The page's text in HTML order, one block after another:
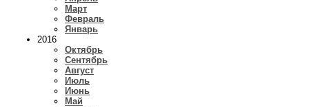
Март
Февраль
Январь
2016
Октябрь
Сентябрь
Август
Июль
Июнь
Май